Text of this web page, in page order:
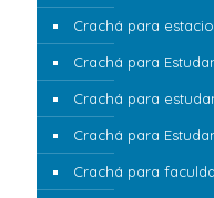
Crachá para
Crachá para
Crachá para
Crachá para
Crachá para